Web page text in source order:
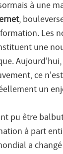
à une
,
Les
une
ce
un
pu être
à part
a